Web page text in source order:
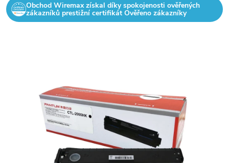
Obchod Wiremax získal díky spokojenosti ověřených
zákazníků prestižní certifikát Ověřeno zákazníky